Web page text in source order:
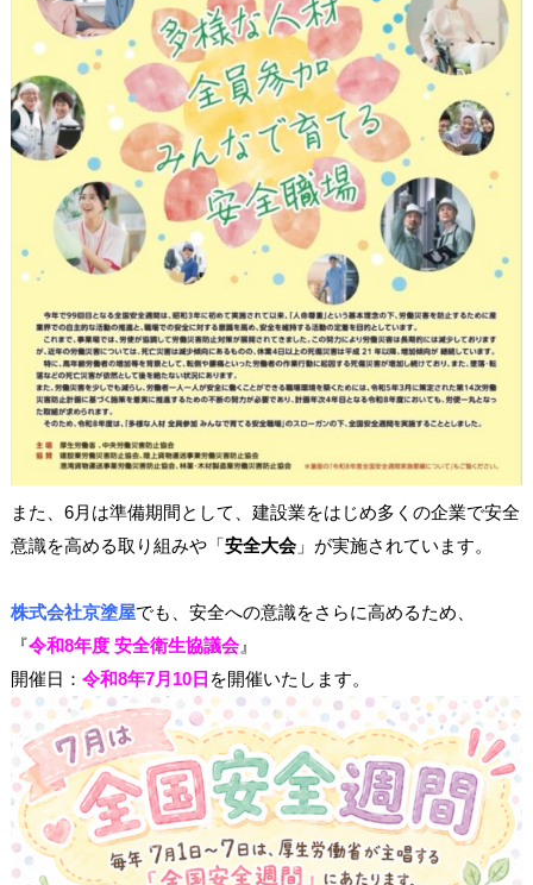
また、6月は準備期間として、建設業をはじめ多くの企業で安全
意識を高める取り組みや「安全大会」が実施されています。
株式会社京塗屋でも、安全への意識をさらに高めるため、
『令和8年度 安全衛生協議会』
開催日： 令和8年7月10日 を開催いたします。